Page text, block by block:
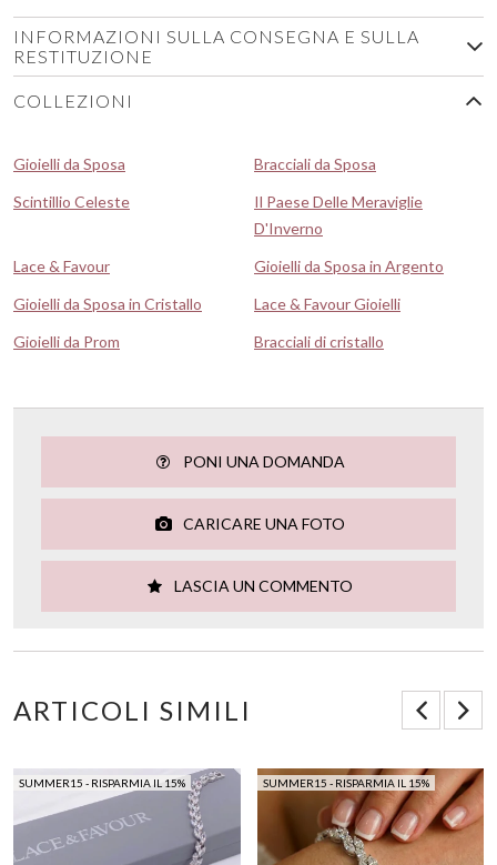
INFORMAZIONI SULLA CONSEGNA E SULLA
RESTITUZIONE
COLLEZIONI
Gioielli da Sposa
Bracciali da Sposa
Scintillio Celeste
Il Paese Delle Meraviglie
D'Inverno
Lace & Favour
Gioielli da Sposa in Argento
Gioielli da Sposa in Cristallo
Lace & Favour Gioielli
Gioielli da Prom
Bracciali di cristallo
PONI UNA DOMANDA
CARICARE UNA FOTO
LASCIA UN COMMENTO
ARTICOLI SIMILI
SUMMER15 - RISPARMIA IL 15% SUMMER15 - RISPARMIA IL 15%